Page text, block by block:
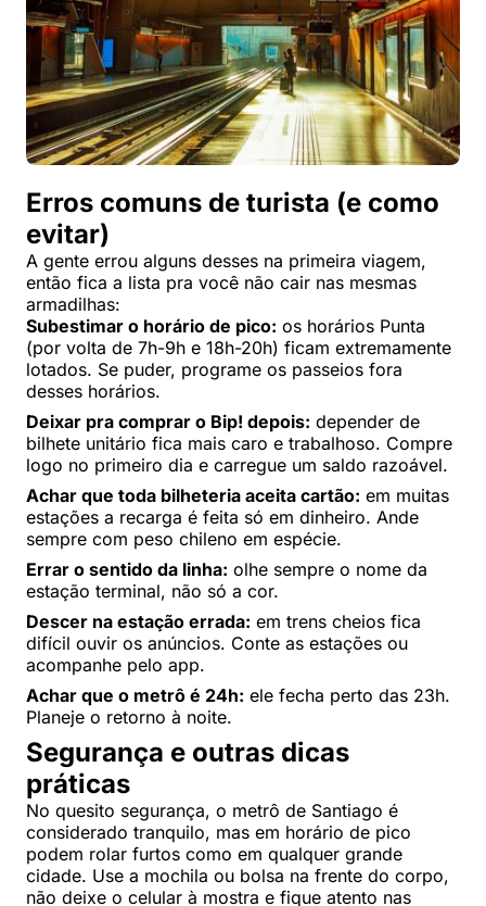
Erros comuns de turista (e como
evitar)
A gente errou alguns desses na primeira viagem,
então fica a lista pra você não cair nas mesmas
armadilhas:
Subestimar o horário de pico: os horários Punta
(por volta de 7h-9h e 18h-20h) ficam extremamente
lotados. Se puder, programe os passeios fora
desses horários.
Deixar pra comprar o Bip! depois: depender de
bilhete unitário fica mais caro e trabalhoso. Compre
logo no primeiro dia e carregue um saldo razoável.
Achar que toda bilheteria aceita cartão: em muitas
estações a recarga é feita só em dinheiro. Ande
sempre com peso chileno em espécie.
Errar o sentido da linha: olhe sempre o nome da
estação terminal, não só a cor.
Descer na estação errada: em trens cheios fica
difícil ouvir os anúncios. Conte as estações ou
acompanhe pelo app.
Achar que o metrô é 24h: ele fecha perto das 23h.
Planeje o retorno à noite.
Segurança e outras dicas
práticas
No quesito segurança, o metrô de Santiago é
considerado tranquilo, mas em horário de pico
podem rolar furtos como em qualquer grande
cidade. Use a mochila ou bolsa na frente do corpo,
não deixe o celular à mostra e fique atento nas